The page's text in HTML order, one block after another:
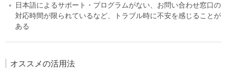
日本語によるサポート・プログラムがない、お問い合わせ窓口の
対応時間が限られているなど、トラブル時に不安を感じることが
ある
オススメの活用法